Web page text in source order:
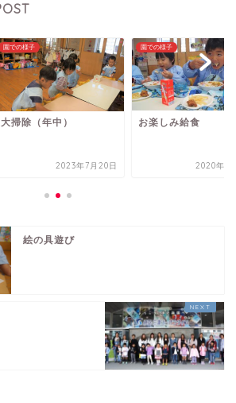
園での様子
大掃除（年中）
2023年7月20日
園での様子
お楽しみ給食
2020年11
絵の具遊び